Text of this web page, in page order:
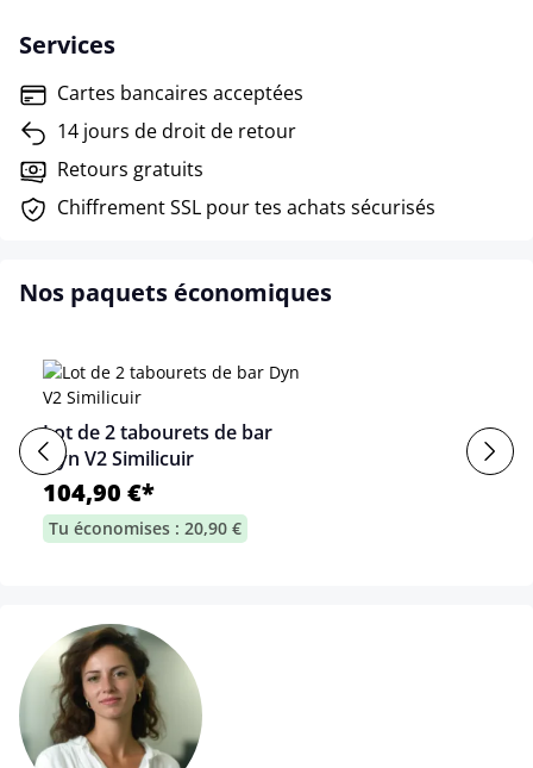
Services
Cartes bancaires acceptées
14 jours de droit de retour
Retours gratuits
Chiffrement SSL pour tes achats sécurisés
Nos paquets économiques
Lot de 2 tabourets de bar
Dyn V2 Similicuir
104,90 €*
Tu économises : 20,90 €